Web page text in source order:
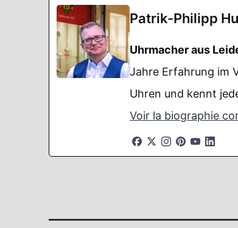
Patrik-Philipp
Uhrmacher aus
Jahre Erfahrung im
Uhren und kennt
Voir la biographie